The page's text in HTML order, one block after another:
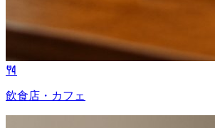
飲食店・カフェ